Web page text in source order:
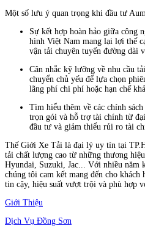
Một số lưu ý quan trọng khi đầu tư
Sự kết hợp hoàn hảo giữa công
hình Việt Nam mang lại lợi thế
vận tải chuyên tuyến đường dài
Cân nhắc kỹ lưỡng về nhu cầu
chuyển chủ yếu để lựa chọn
lãng phí chi phí hoặc hạn chế
Tìm hiểu thêm về các chính
trọn gói và hỗ trợ tài chính từ
đầu tư và giảm thiểu rủi ro tài
Thế Giới Xe Tải là đại lý uy tín tại
tải chất lượng cao từ những thương
Hyundai, Suzuki, Jac... Với nhiều năm
chúng tôi cam kết mang đến cho khách
tin cậy, hiệu suất vượt trội và phù hợp
Giới Thiệu
Dịch Vụ Đồng Sơn